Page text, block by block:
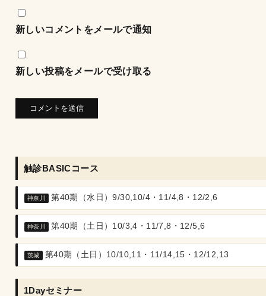
新しいコメントをメールで通知
新しい投稿をメールで受け取る
触診BASICコース
神奈川 第40期（水日）9/30,10/4・11/4,8・12/2,6
神奈川 第40期（土日）10/3,4・11/7,8・12/5,6
茨城 第40期（土日）10/10,11・11/14,15・12/12,13
1Dayセミナー